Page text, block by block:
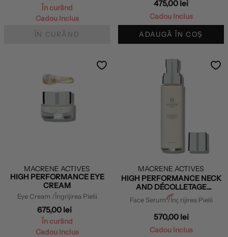
În curând
Cadou Inclus
ÎN CURÂND
475,00 lei
Cadou Inclus
ADAUGĂ ÎN COȘ
MACRENE ACTIVES
HIGH PERFORMANCE EYE
CREAM
Eye Cream /Îngrijirea Pielii
675,00 lei
În curând
Cadou Inclus
MACRENE ACTIVES
HIGH PERFORMANCE NECK
AND DÉCOLLETAGE
TREATMENT
Face Serum /Îngrijirea Pielii
570,00 lei
Cadou Inclus